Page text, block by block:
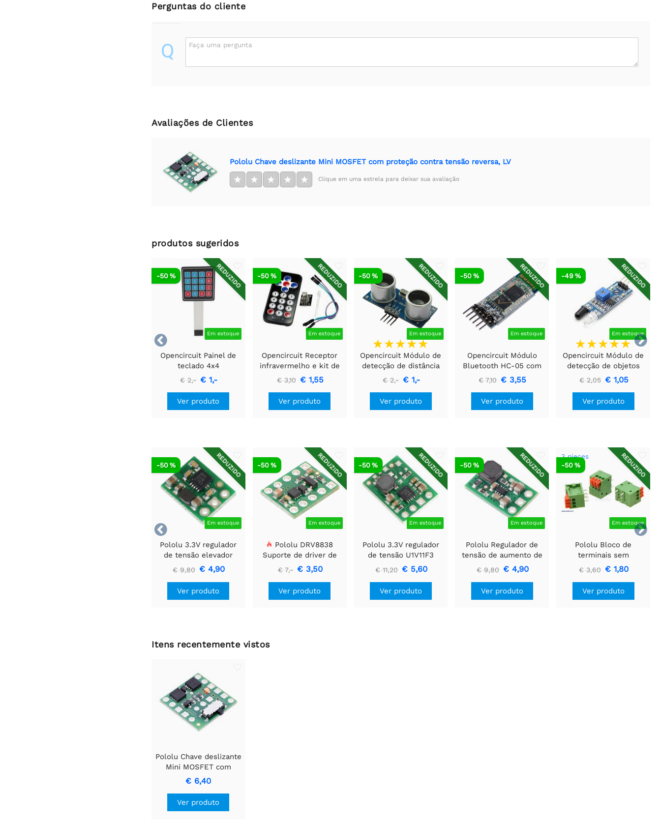
Perguntas do cliente
Q Faça uma pergunta
Avaliações de Clientes
Pololu Chave deslizante Mini MOSFET com proteção contra tensão reversa, LV
★ ★ ★ ★ ★ Clique em uma estrela para deixar sua avaliação
produtos sugeridos


REDUZIDO
Em estoque
-50 %
Opencircuit Painel de
teclado 4x4
€ 2,- € 1,-
Ver produto
REDUZIDO
Em estoque
-50 %
Opencircuit Receptor
infravermelho e kit de
controle remoto
€ 3,10 € 1,55
Ver produto
REDUZIDO
Em estoque
-50 %
Opencircuit Módulo de
detecção de distância
ultrassônica HC-SR04
€ 2,- € 1,-
Ver produto
REDUZIDO
Em estoque
-50 %
Opencircuit Módulo
Bluetooth HC-05 com
adaptador - clone
€ 7,10 € 3,55
Ver produto
REDUZIDO
Em estoque
-49 %
Opencircuit Módulo de
detecção de objetos
infravermelhos
€ 2,05 € 1,05
Ver produto


REDUZIDO
Em estoque
-50 %
Pololu 3.3V regulador
de tensão elevador
U1V10F3
€ 9,80 € 4,90
Ver produto
REDUZIDO
Em estoque
-50 %
Pololu DRV8838
Suporte de driver de
motor CC escovado
simples
€ 7,- € 3,50
Ver produto
REDUZIDO
Em estoque
-50 %
Pololu 3.3V regulador
de tensão U1V11F3
€ 11,20 € 5,60
Ver produto
REDUZIDO
Em estoque
-50 %
Pololu Regulador de
tensão de aumento de
5V U3V16F5
€ 9,80 € 4,90
Ver produto
REDUZIDO
3 pieces
Em estoque
-50 %
Pololu Bloco de
terminais sem
parafusos: 3 pinos,
passo de 0,1″, entrada
lateral (pacote com 3)
€ 3,60 € 1,80
Ver produto
Itens recentemente vistos
Pololu Chave deslizante
Mini MOSFET com
proteção contra tensão
reversa, LV
€ 6,40
Ver produto